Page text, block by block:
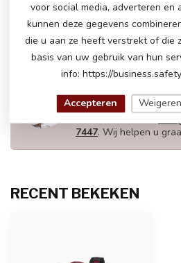
HEEFT U NOG
PRODUCT!
Neem gerust contact
klantenservice via
7447. Wij helpen u
RECENT BEKEKEN
voor social media, adverteren en
kunnen deze gegevens
die u aan ze heeft verstrekt of die
basis van uw gebruik van hun
info: https://
Accepteren Weigeren